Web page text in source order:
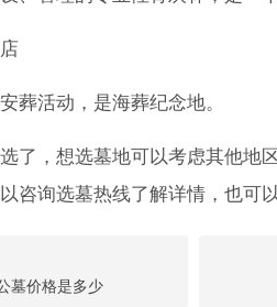
葬活动，是海葬纪念地。
了，想选墓地可以考虑其他地
咨询选墓热线了解详情，也可
墓价格是多少